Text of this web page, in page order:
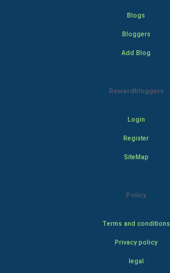
Blogs
Bloggers
Add Blog
Rewardbloggers
Login
Register
SiteMap
Policy
Terms and conditions
Privacy policy
legal